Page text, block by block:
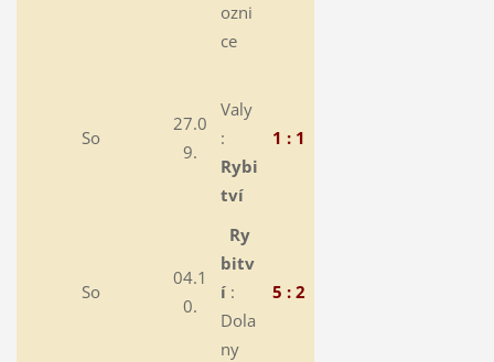
ozni
ce
So
27.0
9.
Valy
:
Rybi
tví
1 : 1
So
04.1
0.
Ry
bitv
í :
Dola
ny
5 : 2